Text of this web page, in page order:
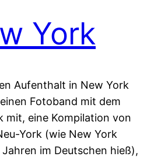
York
Aufenthalt in New York
Fotoband mit dem
mit, eine Kompilation von
York (wie New York
im Deutschen hieß),